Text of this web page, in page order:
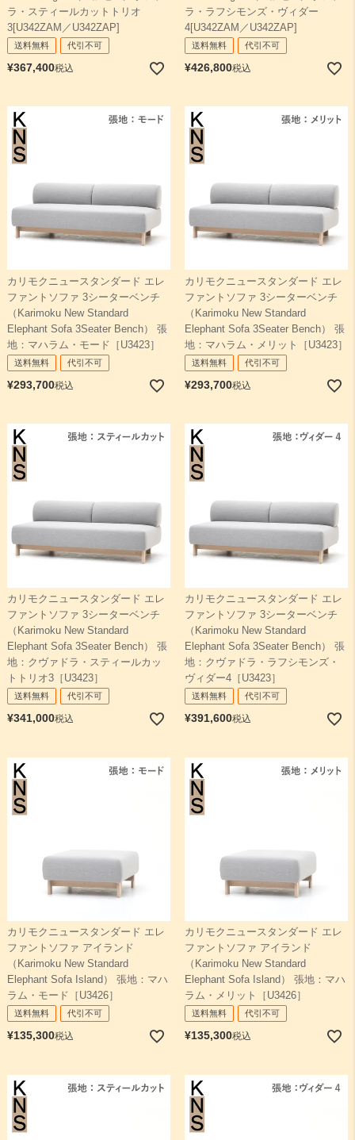
ラ・スティールカットトリオ
3[U342ZAM／U342ZAP]
送料無料 代引不可
¥367,400税込
ラ・ラフシモンズ・ヴィダー
4[U342ZAM／U342ZAP]
送料無料 代引不可
¥426,800税込
カリモクニュースタンダード エレ
ファントソファ 3シーターベンチ
（Karimoku New Standard
Elephant Sofa 3Seater Bench） 張
地：マハラム・モード［U3423］
送料無料 代引不可
¥293,700税込
カリモクニュースタンダード エレ
ファントソファ 3シーターベンチ
（Karimoku New Standard
Elephant Sofa 3Seater Bench） 張
地：マハラム・メリット［U3423］
送料無料 代引不可
¥293,700税込
カリモクニュースタンダード エレ
ファントソファ 3シーターベンチ
（Karimoku New Standard
Elephant Sofa 3Seater Bench） 張
地：クヴァドラ・スティールカッ
トトリオ3［U3423］
送料無料 代引不可
¥341,000税込
カリモクニュースタンダード エレ
ファントソファ 3シーターベンチ
（Karimoku New Standard
Elephant Sofa 3Seater Bench） 張
地：クヴァドラ・ラフシモンズ・
ヴィダー4［U3423］
送料無料 代引不可
¥391,600税込
カリモクニュースタンダード エレ
ファントソファ アイランド
（Karimoku New Standard
Elephant Sofa Island） 張地：マハ
ラム・モード［U3426］
送料無料 代引不可
¥135,300税込
カリモクニュースタンダード エレ
ファントソファ アイランド
（Karimoku New Standard
Elephant Sofa Island） 張地：マハ
ラム・メリット［U3426］
送料無料 代引不可
¥135,300税込